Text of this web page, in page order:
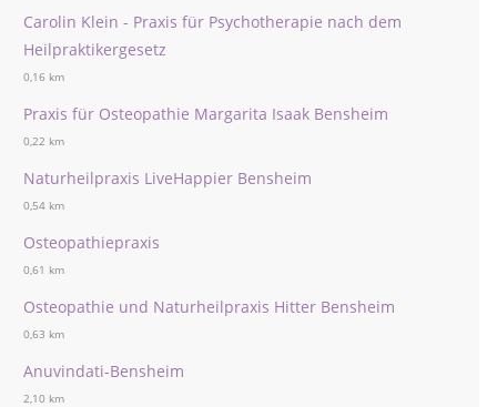
Carolin Klein - Praxis für Psychotherapie nach dem
Heilpraktikergesetz
0,16 km
Praxis für Osteopathie Margarita Isaak Bensheim
0,22 km
Naturheilpraxis LiveHappier Bensheim
0,54 km
Osteopathiepraxis
0,61 km
Osteopathie und Naturheilpraxis Hitter Bensheim
0,63 km
Anuvindati-Bensheim
2,10 km